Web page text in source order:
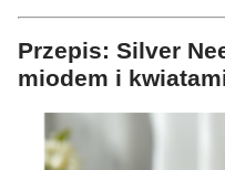
Przepis: Silver
miodem i